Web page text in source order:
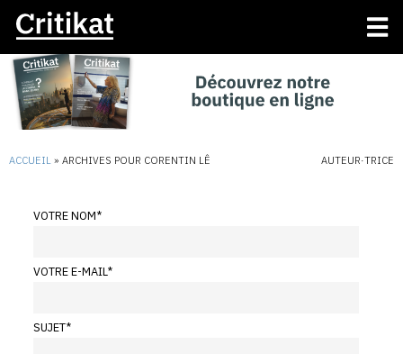
ACCUEIL » ARCHIVES POUR CORENTIN LÊ AUTEUR·TRICE
VOTRE NOM*
VOTRE E-MAIL*
SUJET*